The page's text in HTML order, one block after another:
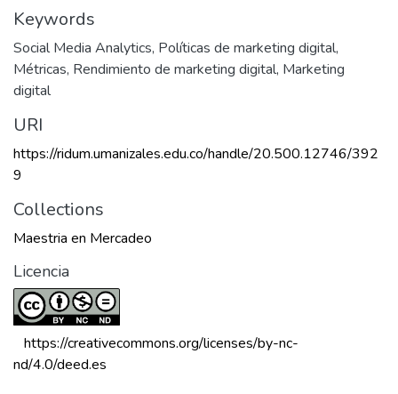
Keywords
Social Media Analytics, Políticas de marketing digital,
Métricas, Rendimiento de marketing digital, Marketing
digital
URI
https://ridum.umanizales.edu.co/handle/20.500.12746/392
9
Collections
Maestria en Mercadeo
Licencia
https://creativecommons.org/licenses/by-nc-
nd/4.0/deed.es